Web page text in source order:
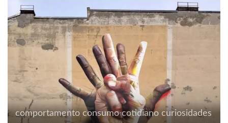
comportamento consumo cotidiano curiosidades